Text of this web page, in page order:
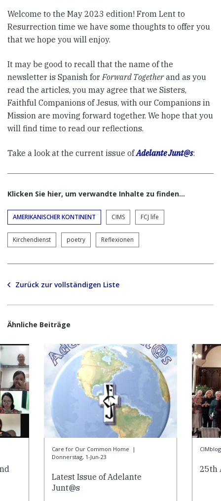
Welcome to the May 2023 edition! From Lent to
Resurrection time we have some thoughts to offer you
that we hope you will enjoy.
It may be good to recall that the name of the
newsletter is Spanish forForward Togetherand as you
read the articles, you may agree that we Sisters,
Faithful Companions of Jesus, with our Companions in
Mission are moving forward together. We hope that you
will find time to read our reflections.
Take a look at the current issue ofAdelante Junt@s:
Klicken Sie hier, um verwandte Inhalte zu finden…
AMERIKANISCHER KONTINENT CIMS FCJ life
Kirchendienst poetry Reflexionen
Zurück zur vollständigen Liste
Ähnliche Beiträge
Care for Our Common Home
|
Donnerstag, 1-Jun-23
Latest Issue of Adelante
Junt@s
CIMblog
25th